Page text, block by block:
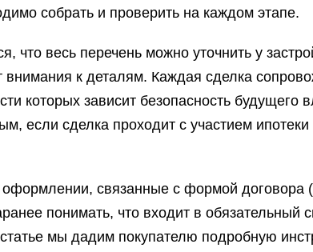
собрать и проверить на каждом этапе.
что весь перечень можно уточнить у
к деталям. Каждая сделка
которых зависит безопасность будущего
если сделка проходит с участием
связанные с формой договора
понимать, что входит в обязательный
мы дадим покупателю подробную